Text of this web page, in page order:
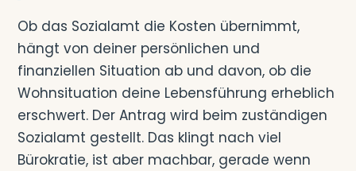
Ob das Sozialamt die Kosten übernimmt,
hängt von deiner persönlichen und
finanziellen Situation ab und davon, ob die
Wohnsituation deine Lebensführung erheblich
erschwert. Der Antrag wird beim zuständigen
Sozialamt gestellt. Das klingt nach viel
Bürokratie, ist aber machbar, gerade wenn